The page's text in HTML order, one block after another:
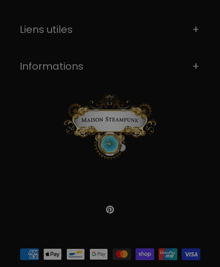
Liens utiles
Informations
Pinterest
paiement